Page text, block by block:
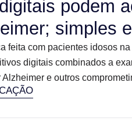
podem
simples
feita com pacientes idosos
digitais combinados a
e outros